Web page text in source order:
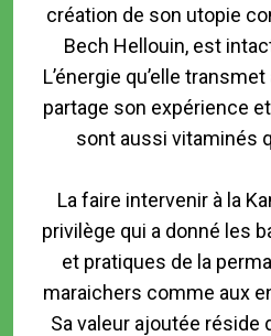
création de son utopie
Bech Hellouin, est
L’énergie qu’elle
partage son expérience
sont aussi vitaminés
La faire intervenir à la
privilège qui a donné les
et pratiques de la
maraichers comme aux
Sa valeur ajoutée réside